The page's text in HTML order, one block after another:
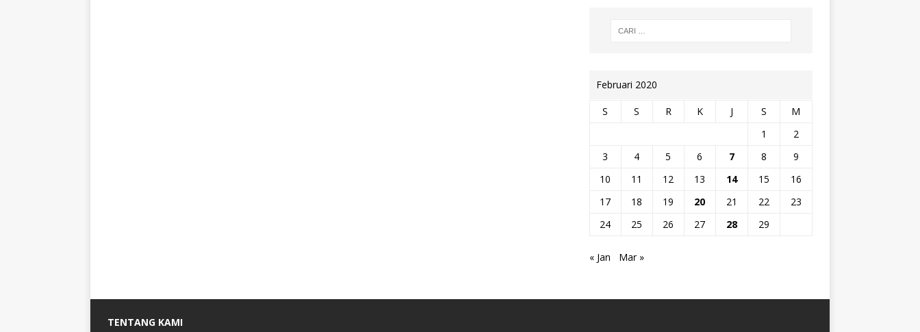
Februari 2020
S S R K J S
M
1
2
3
4 5 6 7 8
9
10
11 12 13 14 15
16
17
18 19 20 21 22
23
24
25 26 27 28 29
« Jan Mar »
TENTANG KAMI